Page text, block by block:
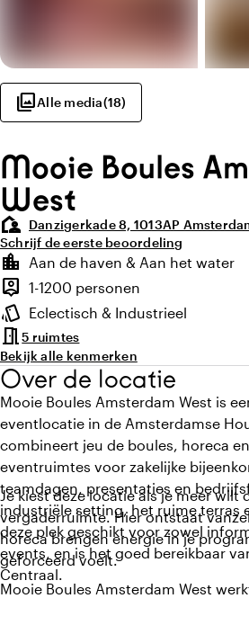
photo_libraryAlle media(18)
Mooie Boules
West
location_away Danzigerkade 8, 1013AP
Schrijf de eerste beoordeling
Highlights
location_city
Locatie en omgeving
Aan de haven & Aan het water
person_pin
Capaciteit
1-1200 personen
style
Sfeer en uitstraling
Eclectisch & Industrieel
meeting_room5 ruimtes
Bekijk alle kenmerken
Over de locatie
Mooie Boules Amsterdam West is
eventlocatie in de Amsterdamse
combineert jeu de boules, horeca
eventruimtes voor zakelijke
teamdagen, presentaties en
industriële setting, het ruime terras
deze plek geschikt voor zowel
events, en is het goed bereikbaar
Centraal.
Je kiest deze locatie als je meer wilt
vergaderruimte. Hier ontstaat
horeca brengen energie in je
geforceerd voelt.
Mooie Boules Amsterdam West